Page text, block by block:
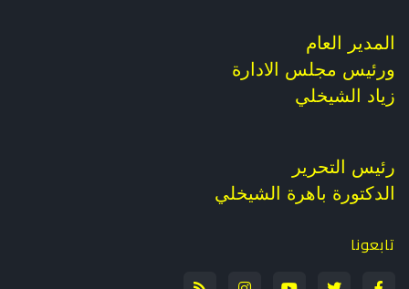
المدير العام
ورئيس مجلس الادارة
زياد الشيخلي
رئيس التحرير
الدكتورة باهرة الشيخلي
تابعونا